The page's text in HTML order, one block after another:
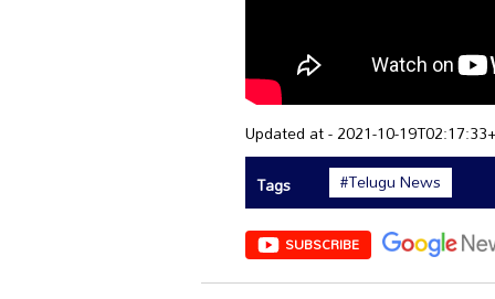
Updated at - 2021-10-
Tags
#Telugu News
SUBSCRIBE